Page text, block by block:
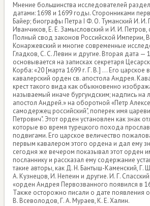
Мнение большинства исследователей
датами: 1698 и 1699 годы. Сторонниками
Байер; биографы Петра I Ф. О. Туманский И. И.
Иванчиков, Е. Е. Замысловский и И. И. Петров,
Полный свод законов Российской Империи,
Конаржевский и многие современные
Гладков, С. С. Левин и другие. Вторая дата —
основывается на записках секретаря
Корба: «20 [марта 1699 г. Г. В.] ... Его царское
кавалерский орден св. апостола Андрея.
крест такого вида как обыкновенно
называемый иначе бургундским; надпись на
апостол Андрей.» на оборотной «Петр
самодержец российский", поперек имя
Петрович". Этот орден установлен как знак
которые во время турецкого похода
подвигами. Его царское величество
первым кавалером этого ордена и дал ему
сегодня же вечером показывал этот орден
посланнику и рассказал ему содержание
такие авторы, как Д. Н. Бантыш-Каменский, Г.
А. Кузнецов, И. Непеин и другие. И. Г.
«орден Андрея Первозванного появился в
Также осторожно писали о дате появления
В. Всеволодов, Г. А. Мураев, К. Е. Халин.